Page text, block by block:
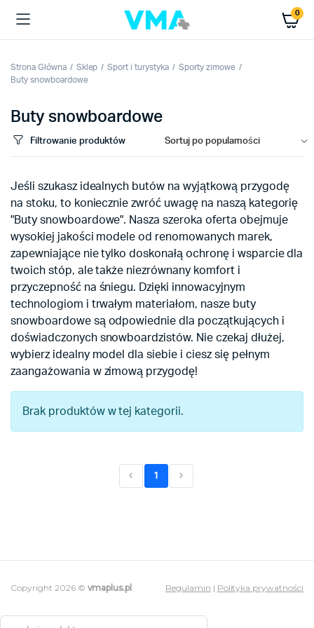
0
Strona Główna Sklep Sport i turystyka
Sporty zimowe
Buty snowboardowe
Buty snowboardowe
Filtrowanie produktów
Jeśli szukasz idealnych butów na wyjątkową przygodę
na stoku, to koniecznie zwróć uwagę na naszą kategorię
"Buty snowboardowe". Nasza szeroka oferta obejmuje
wysokiej jakości modele od renomowanych marek,
zapewniające nie tylko doskonałą ochronę i wsparcie dla
twoich stóp, ale także niezrównany komfort i
przyczepność na śniegu. Dzięki innowacyjnym
technologiom i trwałym materiałom, nasze buty
snowboardowe są odpowiednie dla początkujących i
doświadczonych snowboardzistów. Nie czekaj dłużej,
wybierz idealny model dla siebie i ciesz się pełnym
zaangażowania w zimową przygodę!
Brak produktów w tej kategorii.
1
(current)
Copyright 2026 © vmaplus.pl . Regulamin | Polityka prywatności